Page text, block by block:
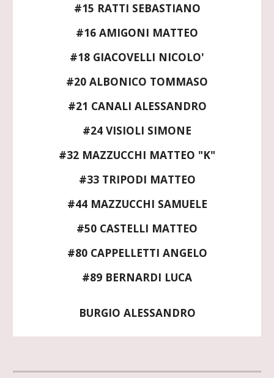
#15 RATTI SEBASTIANO
#16 AMIGONI MATTEO
#18 GIACOVELLI NICOLO'
#20 ALBONICO TOMMASO
#21 CANALI ALESSANDRO
#24 VISIOLI SIMONE
#32 MAZZUCCHI MATTEO "K"
#33 TRIPODI MATTEO
#44 MAZZUCCHI SAMUELE
#50 CASTELLI MATTEO
#80 CAPPELLETTI ANGELO
#89 BERNARDI LUCA
BURGIO ALESSANDRO